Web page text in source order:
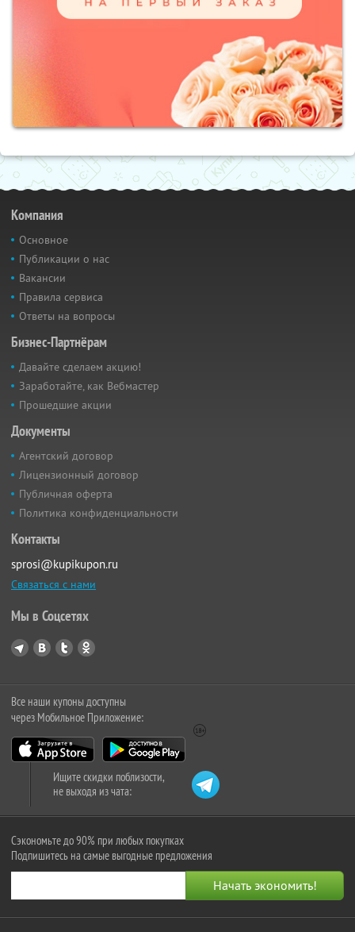
Компания
Основное
Публикации о нас
Вакансии
Правила сервиса
Ответы на вопросы
Бизнес-Партнёрам
Давайте сделаем акцию!
Заработайте, как Вебмастер
Прошедшие акции
Документы
Агентский договор
Лицензионный договор
Публичная оферта
Политика конфиденциальности
Контакты
sprosi@kupikupon.ru
Связаться с нами
Мы в Соцсетях
Все наши купоны доступны
через Мобильное Приложение:
Ищите скидки поблизости,
не выходя из чата:
Сэкономьте до 90% при любых покупках
Подпишитесь на самые выгодные предложения